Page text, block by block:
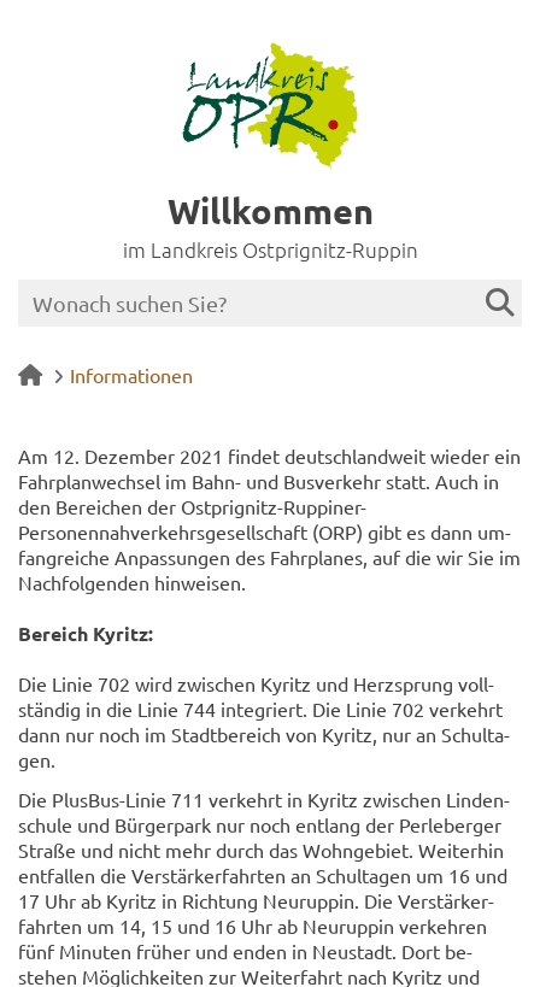
Willkommen
im Landkreis Ostprignitz-Ruppin
Informationen
Am 12. De­zem­ber 2021 fin­det deutsch­land­weit wie­der ein
Fahr­plan­wech­sel im Bahn- und Bus­ver­kehr statt. Auch in
den Be­rei­chen der Ostprignitz-​Ruppiner-
Personennahverkehrsgesellschaft (ORP) gibt es dann um­
fang­rei­che An­pas­sun­gen des Fahr­pla­nes, auf die wir Sie im
Nach­fol­gen­den hin­wei­sen.
Be­reich Ky­ritz:
Die Linie 702 wird zwi­schen Ky­ritz und Herz­sprung voll­
stän­dig in die Linie 744 in­te­griert. Die Linie 702 ver­kehrt
dann nur noch im Stadt­be­reich von Ky­ritz, nur an Schul­ta­
gen.
Die PlusBus-​Linie 711 ver­kehrt in Ky­ritz zwi­schen Lin­den­
schu­le und Bür­ger­park nur noch ent­lang der Per­le­ber­ger
Stra­ße und nicht mehr durch das Wohn­ge­biet. Wei­ter­hin
ent­fal­len die Ver­stärker­fahr­ten an Schul­ta­gen um 16 und
17 Uhr ab Ky­ritz in Rich­tung Neu­rup­pin. Die Ver­stärker­
fahr­ten um 14, 15 und 16 Uhr ab Neu­rup­pin ver­keh­ren
fünf Mi­nu­ten frü­her und enden in Neu­stadt. Dort be­
stehen Mög­lich­kei­ten zur Wei­ter­fahrt nach Ky­ritz und